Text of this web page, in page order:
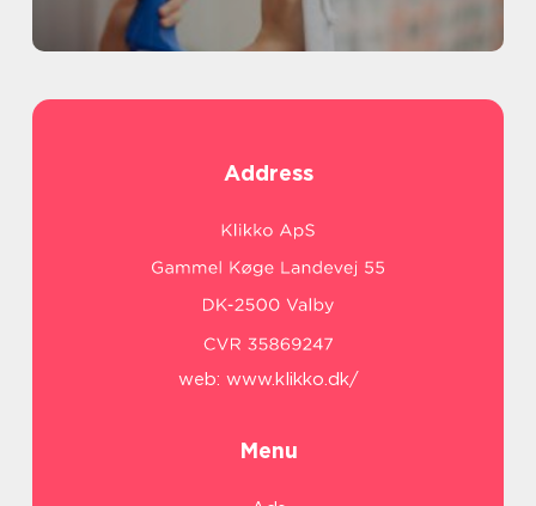
Address
web: www.klikko.dk/
Menu